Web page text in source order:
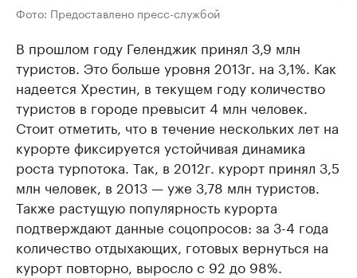
Фото: Предоставлено пресс-службой
В прошлом году Геленджик принял 3,9 млн
туристов. Это больше уровня 2013г. на 3,1%. Как
надеется Хрестин, в текущем году количество
туристов в городе превысит 4 млн человек.
Стоит отметить, что в течение нескольких лет на
курорте фиксируется устойчивая динамика
роста турпотока. Так, в 2012г. курорт принял 3,5
млн человек, в 2013 — уже 3,78 млн туристов.
Также растущую популярность курорта
подтверждают данные соцопросов: за 3-4 года
количество отдыхающих, готовых вернуться на
курорт повторно, выросло с 92 до 98%.